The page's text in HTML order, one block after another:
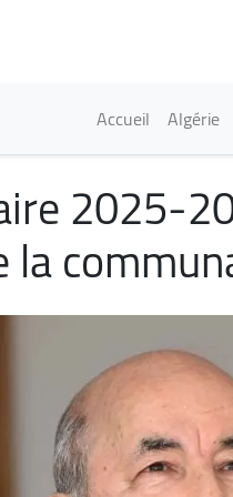
Main
Accueil Algérie
2025-
la